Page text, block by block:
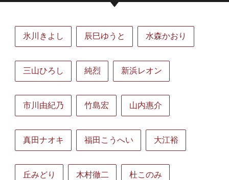
氷川きよし 辰巳ゆうと 水森かおり
三山ひろし 純烈 新浜レオン
市川由紀乃 竹島宏 山内惠介
真田ナオキ 福田こうへい 大江裕
丘みどり 木村徹二 杜このみ